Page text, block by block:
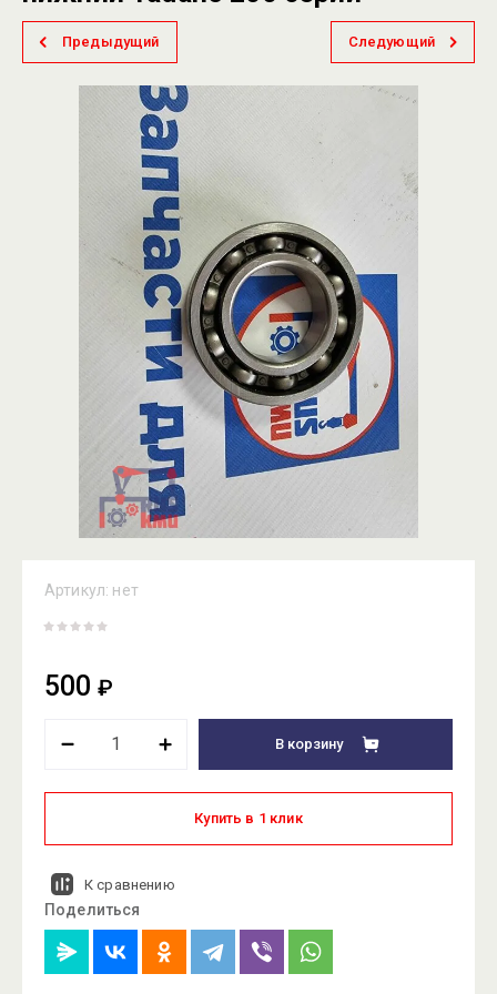
Предыдущий Следующий
Артикул: нет
500 ₽
В корзину
Купить в 1 клик
К сравнению
Поделиться